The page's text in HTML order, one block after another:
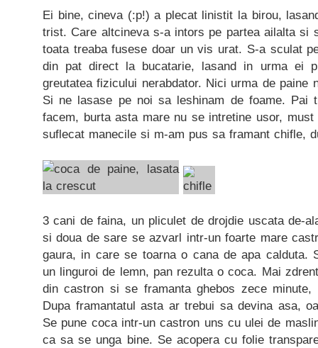
Ei bine, cineva (:p!) a plecat linistit la birou,
trist. Care altcineva s-a intors pe partea ailalta si
toata treaba fusese doar un vis urat. S-a sculat
din pat direct la bucatarie, lasand in urma ei
greutatea fizicului nerabdator. Nici urma de paine
Si ne lasase pe noi sa leshinam de foame. Pai
facem, burta asta mare nu se intretine usor,
suflecat manecile si m-am pus sa framant chifle,
3 cani de faina, un pliculet de drojdie uscata de-
si doua de sare se azvarl intr-un foarte mare
gaura, in care se toarna o cana de apa calduta.
un linguroi de lemn, pan rezulta o coca. Mai
din castron si se framanta ghebos zece
Dupa framantatul asta ar trebui sa devina asa,
Se pune coca intr-un castron uns cu ulei de
ca sa se unga bine. Se acopera cu folie